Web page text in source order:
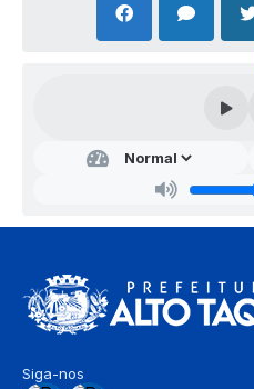
Siga-nos